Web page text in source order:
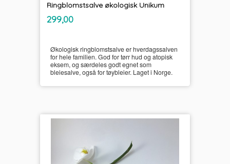
Ringblomstsalve økologisk Unikum
Pris
299,00mva.
Økologisk ringblomstsalve er hverdagssalven
for hele familien. God for tørr hud og atopisk
eksem, og særdeles godt egnet som
bleiesalve, også for tøybleier. Laget i Norge.